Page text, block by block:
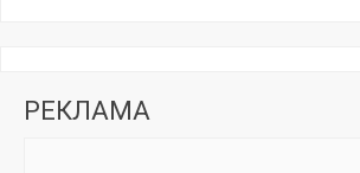
РЕКЛАМА